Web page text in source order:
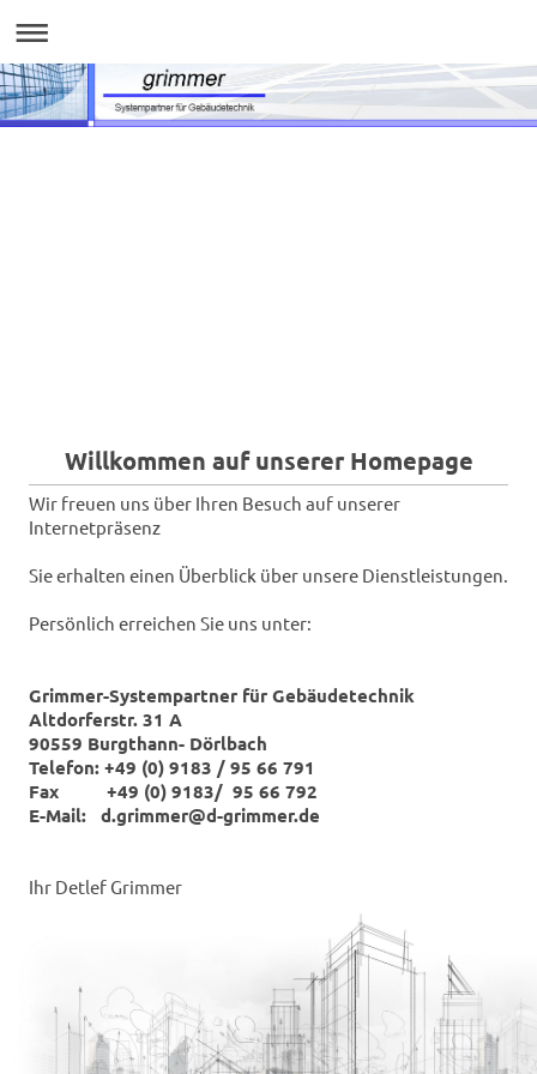
Willkommen auf unserer Homepage
Wir freuen uns über Ihren Besuch auf unserer
Internetpräsenz
Sie erhalten einen Überblick über unsere Dienstleistungen.
Persönlich erreichen Sie uns unter:
Grimmer-Systempartner für Gebäudetechnik
Altdorferstr. 31 A
90559 Burgthann- Dörlbach
Telefon: +49 (0) 9183 / 95 66 791
Fax +49 (0) 9183/ 95 66 792
E-Mail: d.grimmer@d-grimmer.de
Ihr Detlef Grimmer